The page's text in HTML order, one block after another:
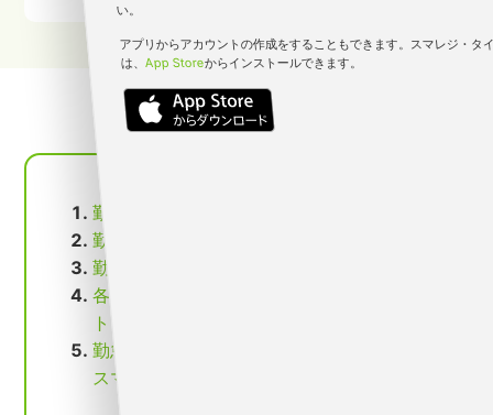
い。
アプリからアカウントの作成をすることもできます。スマレジ・タ
は、App Storeからインストールできます。
勤怠とは？
勤怠管理をする目的
勤怠管理すべき項目
各種勤怠管理の手段のメリット・デメリッ
ト
勤怠管理のシステム化には0円で始められる
スマレジ・タイムカードがおすすめ！